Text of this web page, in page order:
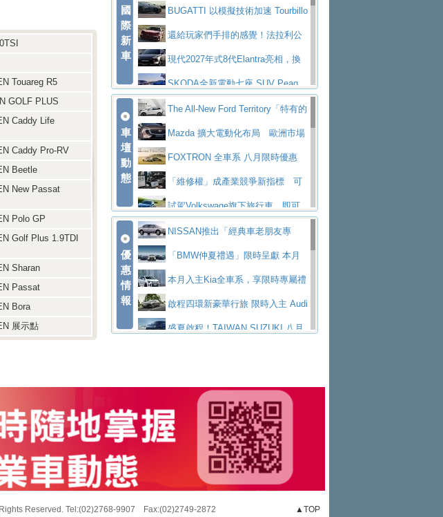
Touareg R5
GOLF PLUS
Caddy Life
Caddy Pro-RV
Beetle
New Passat
Polo GP
Golf Plus 1.9TDI
Sharan
Passat
Bora
展示點
首度前進南台灣熱烈開戰
豪華電能休旅新星 Audi Q4 Sportba
ck 55 e-tron S lineScania Taiwan 逆風而行，加深力
道投資布局
代CX-5全方位進化提前亮相並展開預售94.9
萬起
馬自達公布 2027 年式 MX-5 更
新，新增 Yakudo 特別版
Skoda Peaq 發表全新電動動力系
統 最長續航逾 640 公里、支援雙向供電
BMW M2 首度導入 xDrive 四驅，
美國與瑞士需求成關鍵推手
The all-new T-Roc 魅力 自成焦點
Maserati GT2 Stradale「Tribute to
MC12」全球首度亮相
迎接 RANGE ROVER 品牌家族第
五位成員 全新 RANGE ROVER GT 預告登
場
造型華麗時尚、科技座艙再進化，P
eugeot 208小改款發表上市94.8萬起
國
際
新
車
der 碳纖維空力、鍛造輪圈與Inconel排氣
上身
BUGATTI 以模擬技術加速 Tourbillo
n 動態開發還給玩家們手排的感覺！法拉利公
布12Cilidri Manaule手排超跑產品細節
現代2027年式8代Elantra亮相，換
裝更銳利的造型、更先進的資訊娛樂系統及
更高效的動力
SKODA全新電動七座 SUV Peaq
問世，擁有品牌史上最寬敞且豪華的座艙
AUDI推出首款高性能油電超跑Nuvo
lari，0到100公里加速2.6秒、極速350公里
／小時
百年三叉戟傳奇再啟程 Maserati 重
返 1000 Miglia 傳承競速榮耀
法拉利首款純電跑車Luce亮相，最
大馬力超過1000匹並具備530公里最大續航
里程
小車大空間、座艙科技更先進，SK
ODA發表全新純電跨界休旅Eipq祭平民化車
價89萬起
賓士AMG.EA專屬平台首作，Merc
edes-AMG 全新GT 4-Door Coupe全球首發
福斯推出首款GTI純電性能掀背ID.
Polo GTI，擁有226匹馬力和零百加速 6.8
秒的實力
Jaguar 公布四門 GT車款正式車名
為JAGUAR TYPE 01
終於跟上進度，LEXUS發表首款三
排六座純電旗艦休旅 TZ
有錢也買不到的Golf R！福斯打造
全新Golf R 24h賽車將挑戰紐柏林24小時耐
SKODA公布全新小型純電跨界休旅
d全油電複合動力車型，預計於今年第四季
上市
KIA米蘭設計周展出Vision Meta Tu
rismo概念車並公布所有相關資訊，未來將
是命名為EV8
BMW 旗艦房車7系列中期改款，外
觀煥然一新、內裝科技與電動車續航里程大
幅升級
借「東風」之力，HONDA推出中國
製造日本重新貼牌全新4代Insight純電動休
旅
車
壇
動
態
The All-New Ford Territory「特有的
安全感」 建構國產SUV安全新標竿
Mazda 擴大電動化布局 歐洲市場
首季銷售成長 12%
FOXTRON 全車系 八月限時優惠
用車成本大減「維修權」成產業競爭新指標 可
維修設計將重塑移動產品價值
試駕Volkswage旗下旅行車 即可
享有精品咖啡卡Kia智慧油電科技潮旅The new Ston
ic 1-7月累計銷量創歷史新高
NOVITEC升級Lamborghini Revuelt
o 綜效輸出增至1,048匹
HYUNDAI PORTER II逆勢成長，
勇奪中型貨車銷售冠軍
福斯商旅挺頭家 推出「德系質感 精
算圓夢」專案和運租車榮獲國家品牌玉山獎 以智
rix 新加坡大獎賽 Audi 極速之旅開放報名
Hyundai推出AllDayEnergy能源服
務 讓電動車化身行動儲能系統
NISSAN X-TRAIL 上市首月銷量
XFORCE攜手臺南祀典大天后宮 試
乘就送限量「幸福駕到」過爐御守
格上租車暑期享8% LINE POINTS
優
惠
情
報
NISSAN推出「經典車老朋友專
案」 以匠人精神煥新珍品座駕
「BMW仲夏禮遇」限時呈獻 本月
入主即享尊榮豪華五星假期 多元優購方案
同步實施
本月入主Kia全車系，享限時專屬禮
遇 啟程四環新豪華行旅 限時入主 Audi
A6 旗艦陣容 低月付5,888元起及3 年乙式險
盛夏啟程！TAIWAN SUZUKI 八月
三件組 再享0利率 入主再抽美國雙人來回機
票
Forester油電版上市週年保固升級
父親節再享SUBARU爸氣豪禮
PEUGEOT、CITROEN「EN ROU
TE！La Vie en Route｜法式日常，即刻啟
程」 全車系享 5 年
全能ZS翻玩新視界！全新27年式換
裝曜黑風格套件 含舊換新60萬內輕鬆入手
暑假購車趁現在！ PGO 全車系一
Reserved. Tel:(02)2768-9907 Fax:(02)2749-2872 ▲TOP